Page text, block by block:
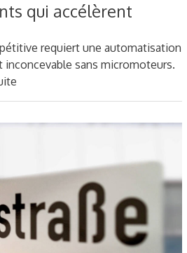
qui accélèrent
requiert une automatisation
inconcevable sans micromoteurs.